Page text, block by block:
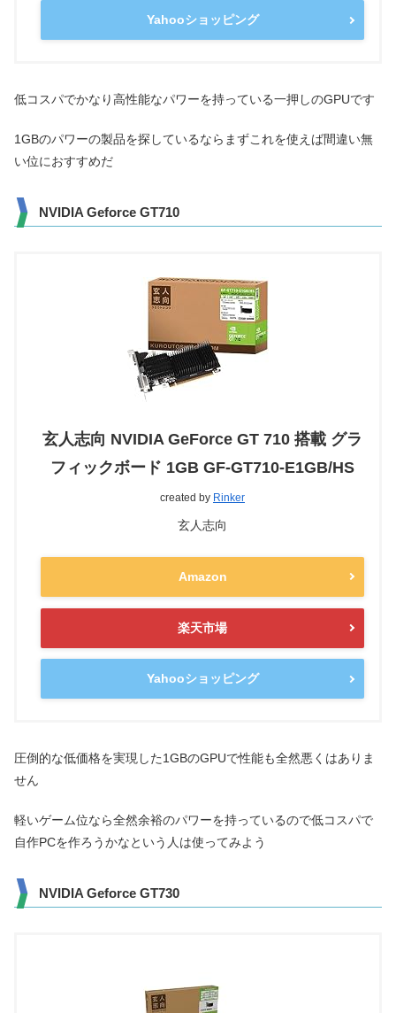
Yahooショッピング
低コスパでかなり高性能なパワーを持っている一押しのGPUです
1GBのパワーの製品を探しているならまずこれを使えば間違い無
い位におすすめだ
NVIDIA Geforce GT710
玄人志向 NVIDIA GeForce GT 710 搭載 グラ
フィックボード 1GB GF-GT710-E1GB/HS
created by Rinker
玄人志向
Amazon
楽天市場
Yahooショッピング
圧倒的な低価格を実現した1GBのGPUで性能も全然悪くはありま
せん
軽いゲーム位なら全然余裕のパワーを持っているので低コスパで
自作PCを作ろうかなという人は使ってみよう
NVIDIA Geforce GT730